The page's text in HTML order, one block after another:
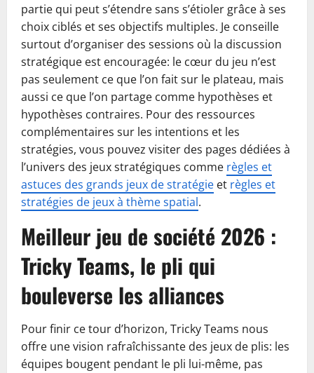
partie qui peut s’étendre sans s’étioler grâce à ses
choix ciblés et ses objectifs multiples. Je conseille
surtout d’organiser des sessions où la discussion
stratégique est encouragée: le cœur du jeu n’est
pas seulement ce que l’on fait sur le plateau, mais
aussi ce que l’on partage comme hypothèses et
hypothèses contraires. Pour des ressources
complémentaires sur les intentions et les
stratégies, vous pouvez visiter des pages dédiées à
l’univers des jeux stratégiques comme règles et
astuces des grands jeux de stratégie et règles et
stratégies de jeux à thème spatial.
Meilleur jeu de société 2026 :
Tricky Teams, le pli qui
bouleverse les alliances
Pour finir ce tour d’horizon, Tricky Teams nous
offre une vision rafraîchissante des jeux de plis: les
équipes bougent pendant le pli lui-même, pas